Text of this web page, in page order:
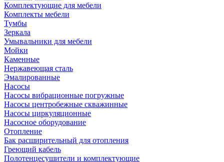
Комплектующие для мебели
Комплекты мебели
Тумбы
Зеркала
Умывальники для мебели
Мойки
Каменные
Нержавеющая сталь
Эмалированные
Насосы
Насосы вибрационные погружные
Насосы центробежные скважинные
Насосы циркуляционные
Насосное оборудование
Отопление
Бак расширительный для отопления
Греющий кабель
Полотенцесушители и комплектующие